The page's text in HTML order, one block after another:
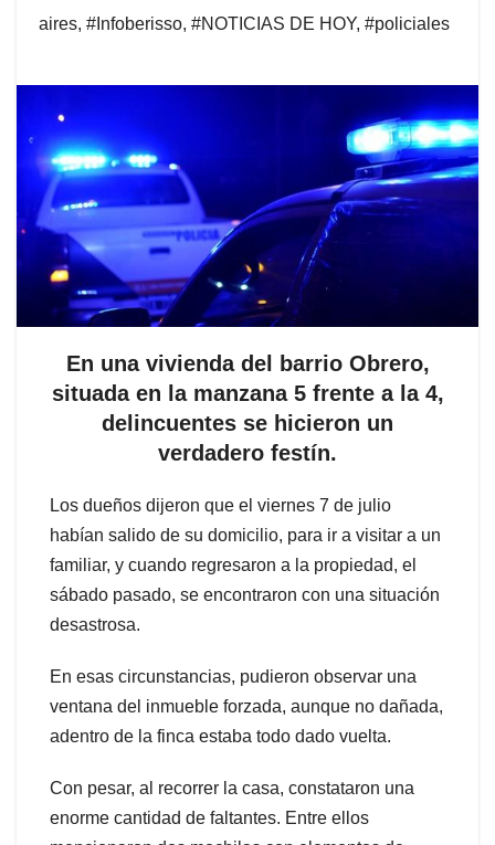
aires, #Infoberisso, #NOTICIAS DE HOY, #policiales
En una vivienda del barrio Obrero,
situada en la manzana 5 frente a la 4,
delincuentes se hicieron un
verdadero festín.
Los dueños dijeron que el viernes 7 de julio
habían salido de su domicilio, para ir a visitar a un
familiar, y cuando regresaron a la propiedad, el
sábado pasado, se encontraron con una situación
desastrosa.
En esas circunstancias, pudieron observar una
ventana del inmueble forzada, aunque no dañada,
adentro de la finca estaba todo dado vuelta.
Con pesar, al recorrer la casa, constataron una
enorme cantidad de faltantes. Entre ellos